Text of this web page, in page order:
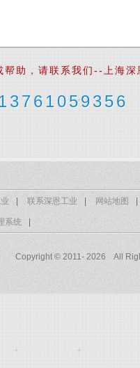
帮助，请联系我们--上海深
联系深恩工业 网站地图
系统
Copyright © 2011- 2026 All